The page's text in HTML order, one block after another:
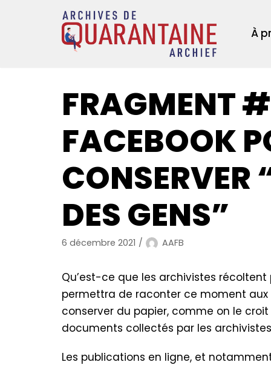
À
FRAGMENT
FACEBOOK
CONSERVER
DES GENS”
6 décembre 2021 AAFB
Qu’est-ce que les archivistes
permettra de raconter ce moment
conserver du papier, comme on le
documents collectés par les
Les publications en ligne, et